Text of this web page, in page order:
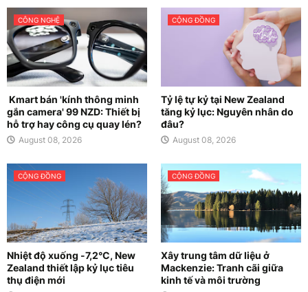
CÔNG NGHỆ
Kmart bán 'kính thông minh
gắn camera' 99 NZD: Thiết bị
hỗ trợ hay công cụ quay lén?
August 08, 2026
CỘNG ĐỒNG
Tỷ lệ tự kỷ tại New Zealand
tăng kỷ lục: Nguyên nhân do
đâu?
August 08, 2026
CỘNG ĐỒNG
Nhiệt độ xuống -7,2°C, New
Zealand thiết lập kỷ lục tiêu
thụ điện mới
CỘNG ĐỒNG
Xây trung tâm dữ liệu ở
Mackenzie: Tranh cãi giữa
kinh tế và môi trường